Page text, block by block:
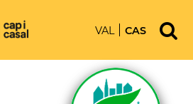
VAL CAS